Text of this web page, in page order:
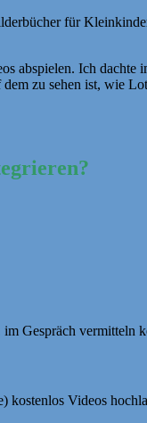
für
abspielen. Ich
zu sehen ist, wie
im Gespräch vermitteln
kostenlos Videos